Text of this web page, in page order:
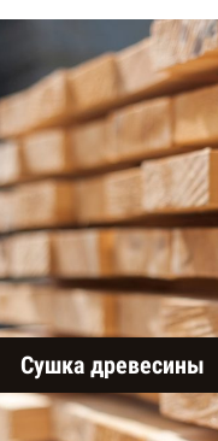
Сушка древесины